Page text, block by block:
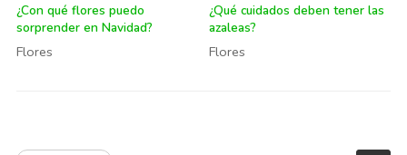
¿Con qué flores puedo
sorprender en Navidad?
Flores
¿Qué cuidados deben tener las
azaleas?
Flores